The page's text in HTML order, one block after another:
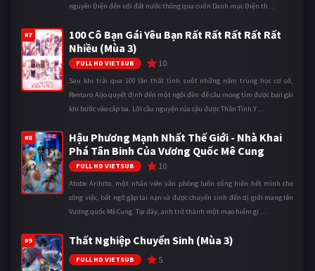
nguyên Điện đến với đất nước thông qua cuốn Danh mục Điện th ...
#7
100 Cô Bạn Gái Yêu Bạn Rất Rất Rất Rất Rất
Nhiều (Mùa 3)
FULL HD VIETSUB 10
Sau khi trải qua 100 lần thất tình suốt những năm trung học cơ sở,
Rentaro Aijo quyết định đến một ngôi đền để cầu mong tìm được bạn gái
khi bước vào cấp ba. Lời cầu nguyện của cậu được Thần Tình Y ...
#8
Hậu Phương Mạnh Nhất Thế Giới - Nhà Khai
Phá Tân Binh Của Vương Quốc Mê Cung
FULL HD VIETSUB 10
Atobe Arihito, một nhân viên văn phòng luôn cống hiến hết mình cho
công việc, bất ngờ gặp tai nạn và được chuyển sinh đến dị giới mang tên
Vương quốc Mê Cung. Tại đây, anh trở thành một mạo hiểm gi ...
#9 Thất Nghiệp Chuyển Sinh (Mùa 3)
FULL HD VIETSUB 5